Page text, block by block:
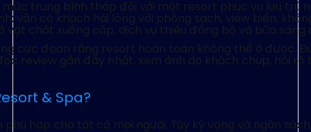
trung bình thấp đối với một resort phục vụ lưu trú
vẫn có khách hài lòng với phòng sạch, view biển,
vật chất xuống cấp, dịch vụ thiếu đồng bộ và bữa sáng
cực đoan rằng resort hoàn toàn không thể ở được.
review gần đây nhất, xem ảnh do khách chụp, hỏi
& Spa?
phù hợp cho tất cả mọi người. Tùy kỳ vọng và ngân